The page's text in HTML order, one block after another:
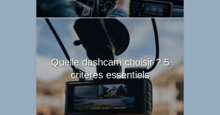
Quelle dashcam choisir ? 5
critères essentiels